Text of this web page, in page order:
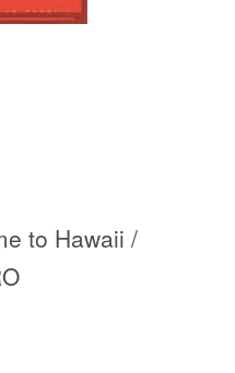
to Hawaii /